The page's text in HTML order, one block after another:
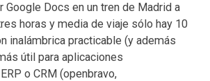
Google Docs en un tren de Madrid a
horas y media de viaje sólo hay 10
inalámbrica practicable (y además
útil para aplicaciones
o CRM (openbravo,